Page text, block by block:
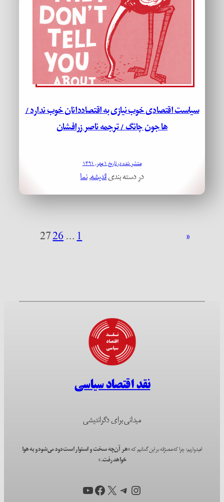
سیاست اقتصادی خوب نیازی به اقتصاددانان خوب ندارد /
ها جون چانگ / ترجمه ناصر زرافشان
منتشر شده در تاریخ ۱ مهر, ۱۳۹۱
در دسته بندیاندیشه, نما
«
1
…
26
27
نقد اقتصاد سیاسی
میدانی برای دگراندیشی
امیدواریم؛ چرا که مصرّانه بر این گمانیم که«هر آن‌چه سخت و استوار است دود می‌شود و به هوا
خواهد رفت.»
اینستاگرم
تلگرام
X فیس‌بوک
یوتیوب